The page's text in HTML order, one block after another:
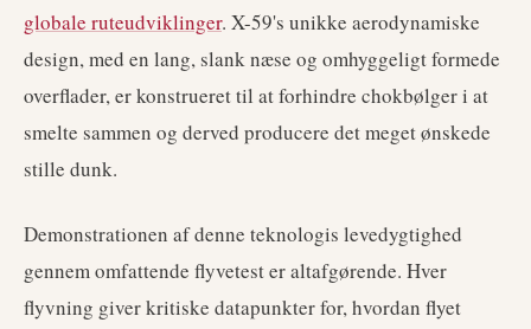
globale ruteudviklinger. X-59's unikke aerodynamiske
design, med en lang, slank næse og omhyggeligt formede
overflader, er konstrueret til at forhindre chokbølger i at
smelte sammen og derved producere det meget ønskede
stille dunk.
Demonstrationen af denne teknologis levedygtighed
gennem omfattende flyvetest er altafgørende. Hver
flyvning giver kritiske datapunkter for, hvordan flyet